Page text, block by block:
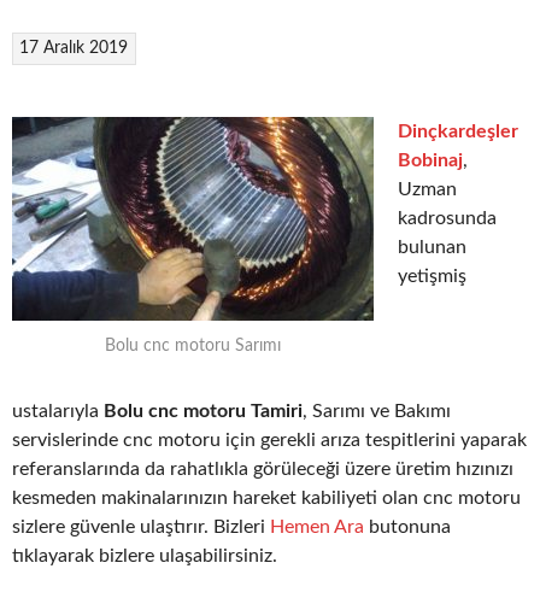
17 Aralık 2019
Bolu cnc motoru Sarımı
Dinçkardeşler
Bobinaj,
Uzman
kadrosunda
bulunan
yetişmiş
ustalarıyla Bolu cnc motoru Tamiri, Sarımı ve Bakımı
servislerinde cnc motoru için gerekli arıza tespitlerini yaparak
referanslarında da rahatlıkla görüleceği üzere üretim hızınızı
kesmeden makinalarınızın hareket kabiliyeti olan cnc motoru
sizlere güvenle ulaştırır. Bizleri Hemen Ara butonuna
tıklayarak bizlere ulaşabilirsiniz.